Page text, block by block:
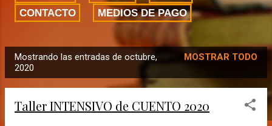
CONTACTO
MEDIOS DE PAGO
n
Mostrando las entradas de octubre,
2020
MOSTRAR TODO
Taller INTENSIVO de CUENTO 2020